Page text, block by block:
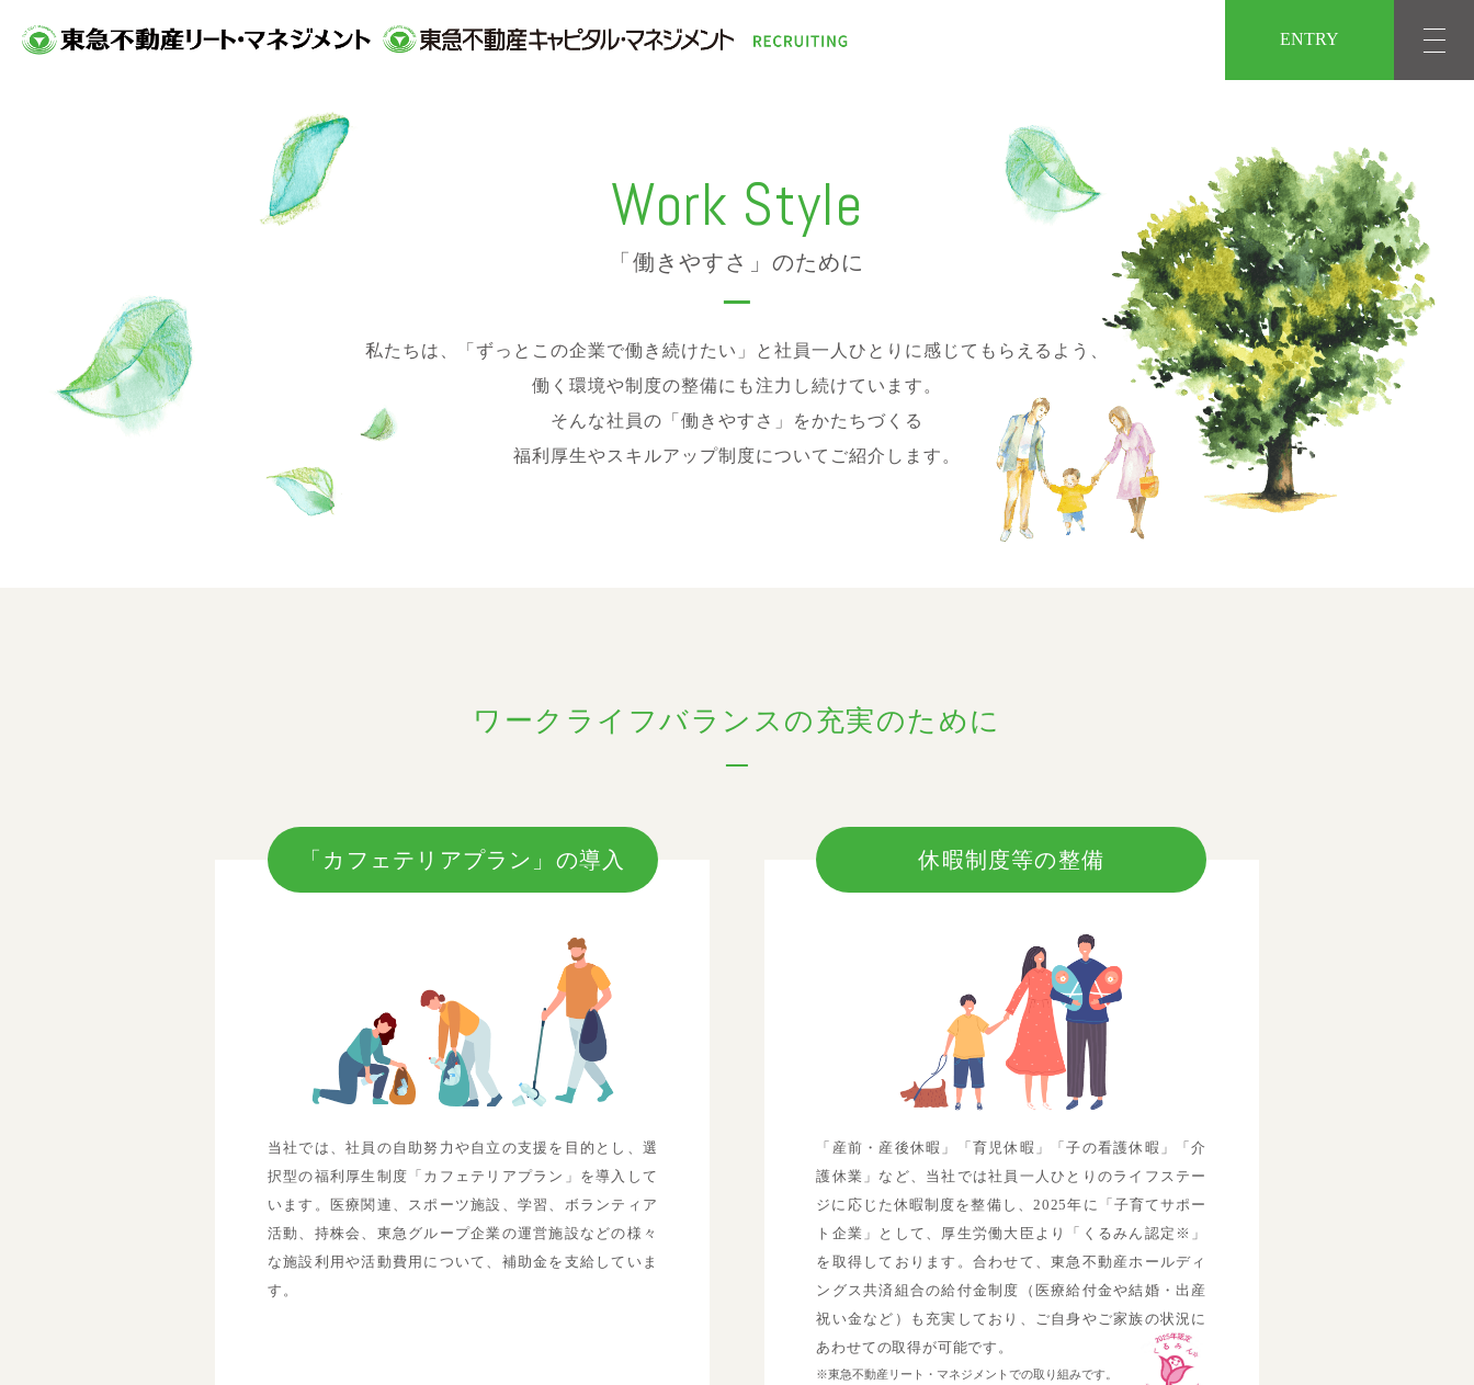
ENTRY
Work Style
「働きやすさ」のために
私たちは、「ずっとこの企業で働き続けたい」と社員一人ひとりに感じてもらえるよう、
働く環境や制度の整備にも注力し続けています。
そんな社員の「働きやすさ」をかたちづくる
福利厚生やスキルアップ制度についてご紹介します。
ワークライフバランスの充実のために
「カフェテリアプラン」の導入
当社では、社員の自助努力や自立の支援を目的とし、選
択型の福利厚生制度「カフェテリアプラン」を導入して
います。医療関連、スポーツ施設、学習、ボランティア
活動、持株会、東急グループ企業の運営施設などの様々
な施設利用や活動費用について、補助金を支給していま
す。
休暇制度等の整備
「産前・産後休暇」「育児休暇」「子の看護休暇」「介
護休業」など、当社では社員一人ひとりのライフステー
ジに応じた休暇制度を整備し、2025年に「子育てサポー
ト企業」として、厚生労働大臣より「くるみん認定※」
を取得しております。合わせて、東急不動産ホールディ
ングス共済組合の給付金制度（医療給付金や結婚・出産
祝い金など）も充実しており、ご自身やご家族の状況に
あわせての取得が可能です。
※東急不動産リート・マネジメントでの取り組みです。